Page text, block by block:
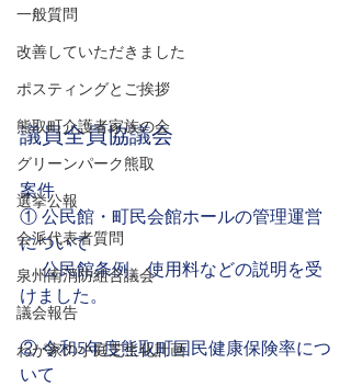
一般質問
改善していただきました
ポスティングとご挨拶
熊取町介護者家族の会
グリーンパーク熊取
選挙公報
会派代表者質問
泉州南消防組合議会
議会報告
わが家の小庭芝生化計画
議員全員協議会
案件
① 公民館・町民会館ホールの管理運営
について
公民館条例、使用料などの説明を受
けました。
② 令和5年度熊取町国民健康保険率につ
いて